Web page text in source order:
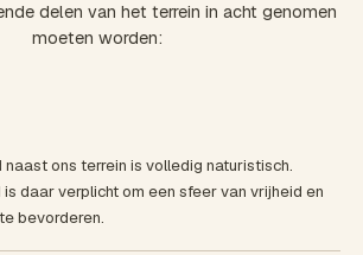
delen van het terrein in acht genomen
moeten worden:
naast ons terrein is volledig naturistisch.
daar verplicht om een sfeer van vrijheid en
bevorderen.